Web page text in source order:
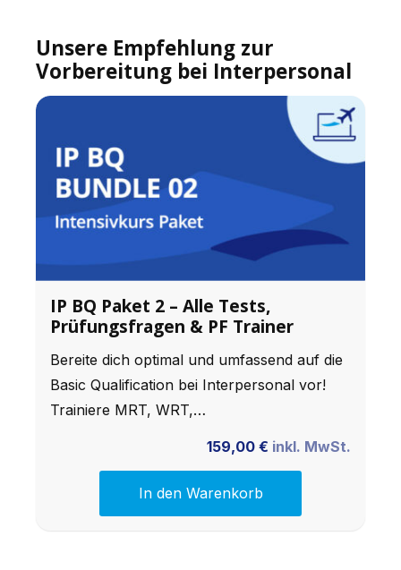
Unsere Empfehlung zur
Vorbereitung bei Interpersonal
IP BQ Paket 2 – Alle Tests,
Prüfungsfragen & PF Trainer
Bereite dich optimal und umfassend auf die
Basic Qualification bei Interpersonal vor!
Trainiere MRT, WRT,…
159,00 € inkl. MwSt.
In den Warenkorb